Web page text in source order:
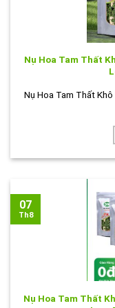
Nụ Hoa Tam Thất
Nụ Hoa Tam Thất
Nụ Hoa Tam Thất
07
Th8